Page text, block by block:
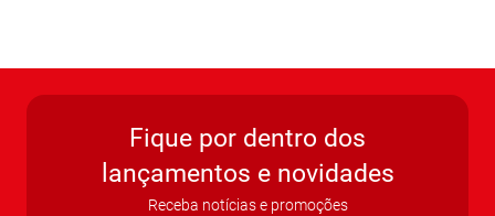
Fique por dentro dos
lançamentos e novidades
Receba notícias e promoções